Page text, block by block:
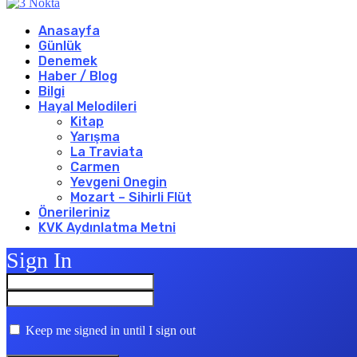
Anasayfa
Günlük
Denemek
Haber / Blog
Bilgi
Hayal Melodileri
Kitap
Yarışma
La Traviata
Carmen
Yevgeni Onegin
Mozart – Sihirli Flüt
Önerileriniz
KVK Aydınlatma Metni
Sign In
Keep me signed in until I sign out